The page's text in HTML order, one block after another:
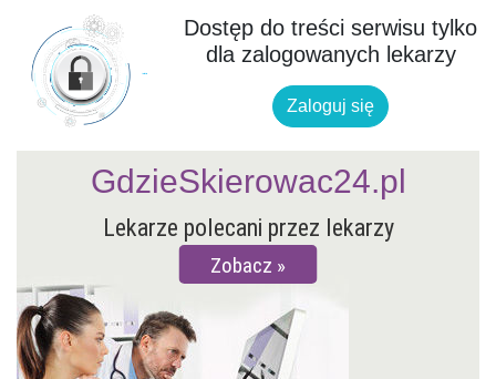
Dostęp do treści serwisu tylko
dla zalogowanych lekarzy
Zaloguj się
Lekarze polecani przez lekarzy
Zobacz
GdzieSkierowac24.pl